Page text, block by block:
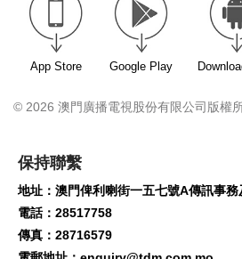
App Store Google Play
© 2026 澳門廣播電視股份有限公司版權
保持聯繫
地址：澳門俾利喇街一五七號A傳訊事務
電話：28517758
傳真：28716579